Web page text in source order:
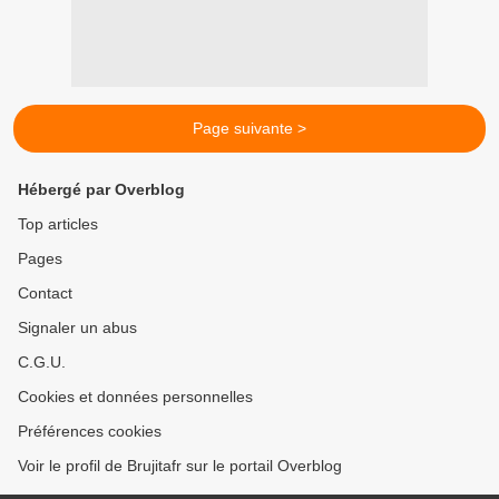
Page suivante >
Hébergé par Overblog
Top articles
Pages
Contact
Signaler un abus
C.G.U.
Cookies et données personnelles
Préférences cookies
Voir le profil de Brujitafr sur le portail Overblog